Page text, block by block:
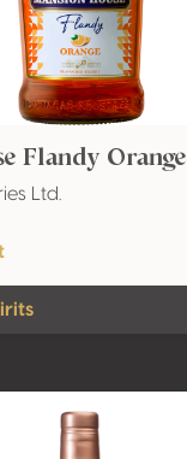
Flandy Orange
Ltd.